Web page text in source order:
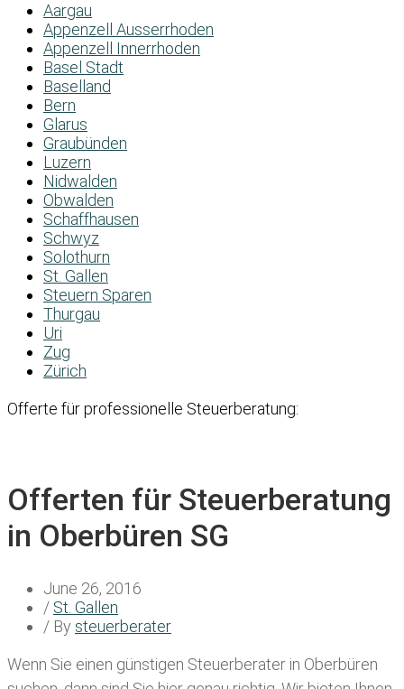
Aargau
Appenzell Ausserrhoden
Appenzell Innerrhoden
Basel Stadt
Baselland
Bern
Glarus
Graubünden
Luzern
Nidwalden
Obwalden
Schaffhausen
Schwyz
Solothurn
St. Gallen
Steuern Sparen
Thurgau
Uri
Zug
Zürich
Offerte für professionelle Steuerberatung:
Offerten für Steuerberatung
in Oberbüren SG
June 26, 2016
/ St. Gallen
/ By steuerberater
Wenn Sie einen günstigen Steuerberater in Oberbüren